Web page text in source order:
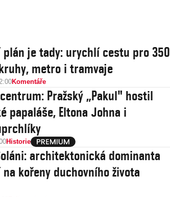
je tady: urychlí cestu pro 350
metro i tramvaje
Komentáře
Pražský „Pakul" hostil
papaláše, Eltona Johna i
Historie
architektonická dominanta
kořeny duchovního života